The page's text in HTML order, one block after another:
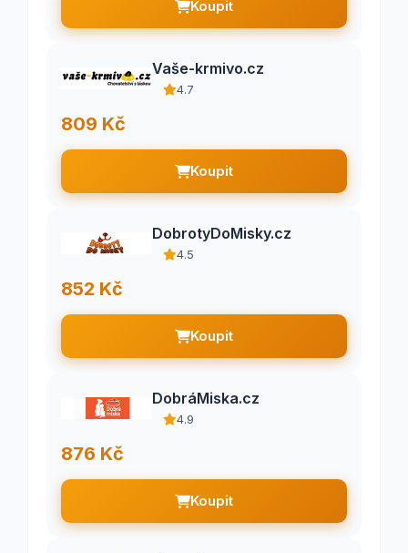
Koupit
Vaše-krmivo.cz
4.7
809 Kč
Koupit
DobrotyDoMisky.cz
4.5
852 Kč
Koupit
DobráMiska.cz
4.9
876 Kč
Koupit